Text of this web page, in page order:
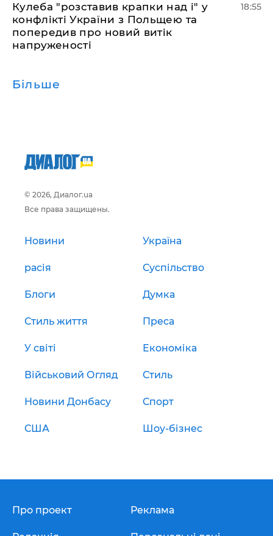
Кулеба "розставив крапки над і" у
конфлікті України з Польщею та
попередив про новий витік
напруженості
18:55
Більше
© 2026, Диалог.ua
Все права защищены.
Новини Україна
расія Суспільство
Блоги Думка
Стиль життя Преса
У світі Економіка
Військовий Огляд Стиль
Новини Донбасу Спорт
США Шоу-бізнес
Про проект Реклама